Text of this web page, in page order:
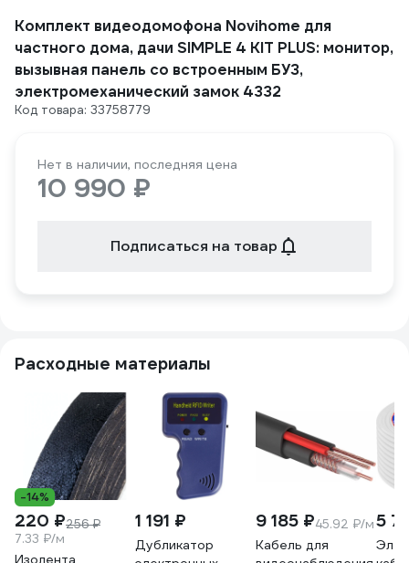
Комплект видеодомофона Novihome для
частного дома, дачи SIMPLE 4 KIT PLUS: монитор,
вызывная панель со встроенным БУЗ,
электромеханический замок 4332
Код товара: 33758779
Нет в наличии, последняя цена
10 990 ₽
Подписаться на товар
Расходные материалы
-14%
220 ₽256 ₽
7.33 ₽/м
Изолента
1 191 ₽
Дубликатор
9 185 ₽45.92 ₽/м
Кабель для
5